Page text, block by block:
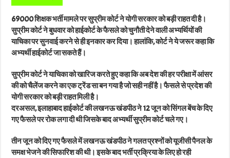
69000 शिक्षक भर्ती मामले पर सुप्रीम कोर्ट ने योगी सरकार को बड़ी राहत दी है।
सुप्रीम कोर्ट ने बुधवार को हाईकोर्ट के फैसले को चुनौती देने वाली अभ्यर्थियों की
याचिका पर सुनवाई करने से ही इनकार कर दिया। हालांकि, कोर्ट ने ये जरूर कहा कि
अभ्यर्थी हाईकोर्ट जा सकते हैं।
सुप्रीम कोर्ट ने याचिका को खारिज करते हुए कहा कि अब देश की हर परीक्षा में आंसर
की को चैलेंज करने का एक ट्रेंड सा बन गया है जो सही नहीं है। फैसले से प्रदेश की
योगी सरकार को बड़ी राहत मिली है।
दरअसल, इलाहाबाद हाईकोर्ट की लखनऊ खंडपीठ ने 12 जून को सिंगल बेंच के दिए
गए फैसले पर रोक लगा दी थी जिसके बाद अभ्यर्थी सुप्रीम कोर्ट चले गए।
तीन जून को दिए गए फैसले में लखनऊ खंडपीठ ने गलत प्रश्नों को यूजीसी पैनल के
समक्ष भेजने की सिफारिश की थी। इसके बाद भर्ती प्रक्रिया के लिए हो रही